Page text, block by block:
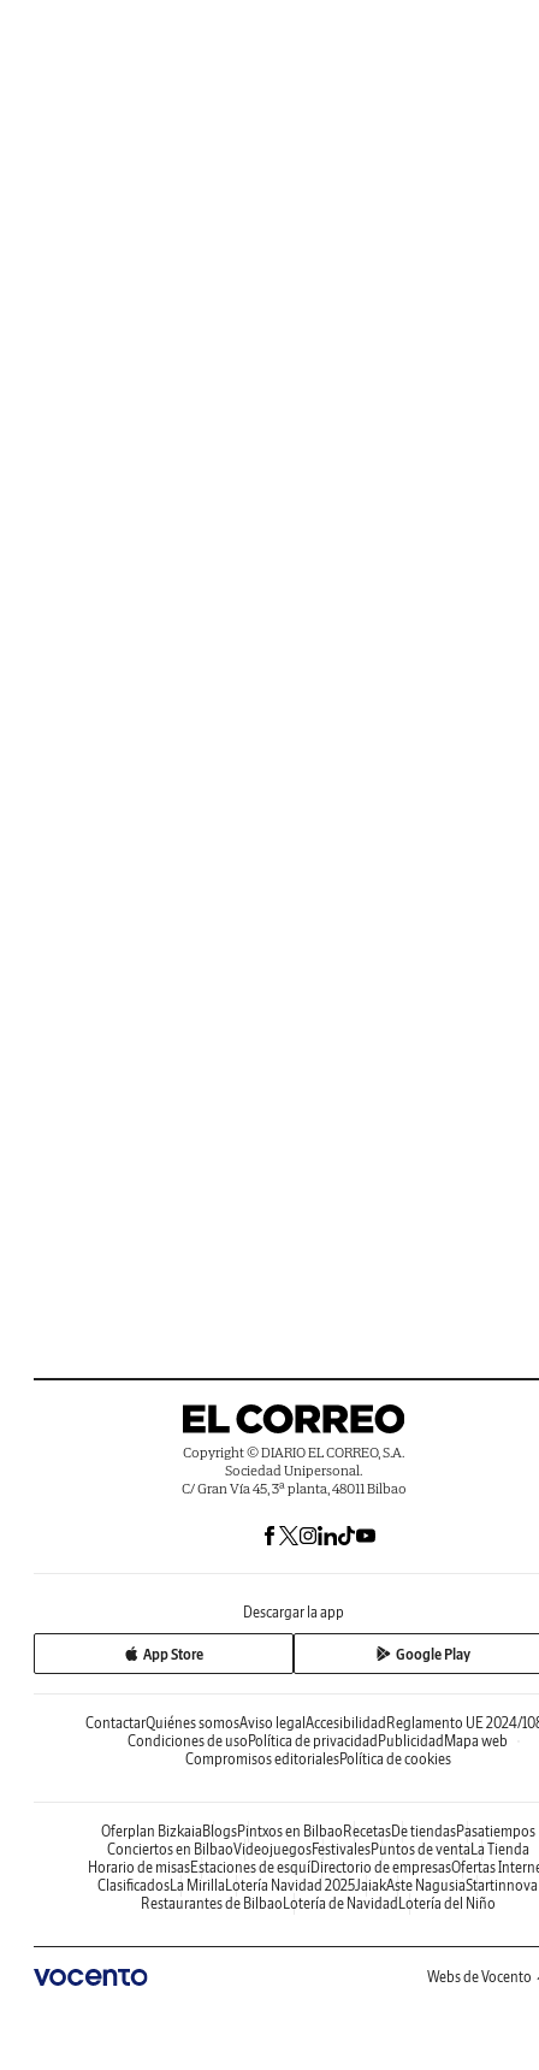
Copyright © DIARIO EL CORREO, S.A.
Sociedad Unipersonal.
C/ Gran Vía 45, 3ª planta, 48011 Bilbao
Descargar la app
App Store Google Play
ContactarQuiénes somosAviso legal Accesibilidad Reglamento UE 2024/
Condiciones de uso Política de privacidad Publicidad Mapa web
Compromisos editorialesPolítica de cookies
Oferplan Bizkaia BlogsPintxos en Bilbao RecetasDe tiendasPasatiempos
Conciertos en BilbaoVideojuegosFestivalesPuntos de venta La Tienda
Horario de misasEstaciones de esquíDirectorio de empresasOfertas
ClasificadosLa Mirilla Lotería Navidad 2025JaiakAste NagusiaStartinnova
Restaurantes de Bilbao Lotería de Navidad Lotería del Niño
Webs de Vocento